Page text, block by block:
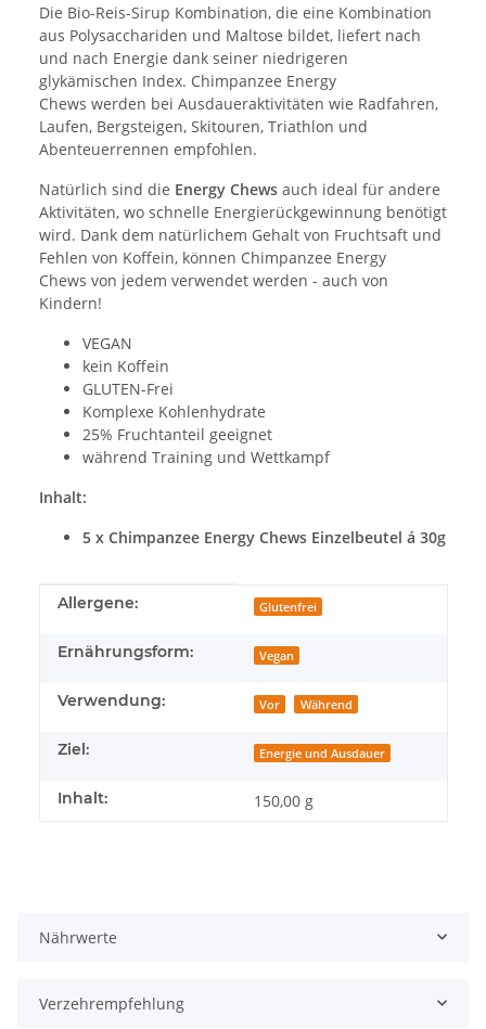
Die Bio-Reis-Sirup Kombination, die eine Kombination
aus Polysacchariden und Maltose bildet, liefert nach
und nach Energie dank seiner niedrigeren
glykämischen Index. Chimpanzee Energy
Chews werden bei Ausdaueraktivitäten wie Radfahren,
Laufen, Bergsteigen, Skitouren, Triathlon und
Abenteuerrennen empfohlen.
Natürlich sind die Energy Chews auch ideal für andere
Aktivitäten, wo schnelle Energierückgewinnung benötigt
wird. Dank dem natürlichem Gehalt von Fruchtsaft und
Fehlen von Koffein, können Chimpanzee Energy
Chews von jedem verwendet werden - auch von
Kindern!
VEGAN
kein Koffein
GLUTEN-Frei
Komplexe Kohlenhydrate
25% Fruchtanteil geeignet
während Training und Wettkampf
Inhalt:
5 x Chimpanzee Energy Chews Einzelbeutel á 30g
Produkteigenschaft
Wert
Allergene: Glutenfrei
Ernährungsform: Vegan
Verwendung: Vor Während
Ziel: Energie und Ausdauer
Inhalt: 150,00 g
Nährwerte
Verzehrempfehlung